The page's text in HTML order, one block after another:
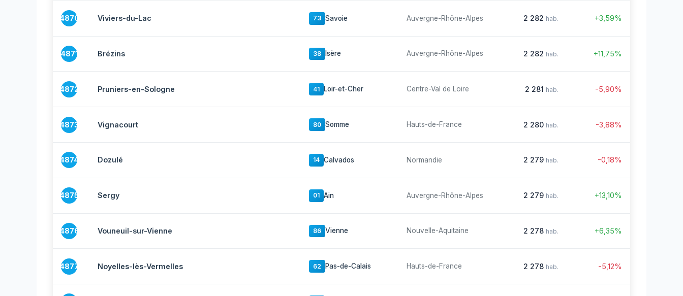
4870 Viviers-du-Lac 73 Savoie Auvergne-Rhône-Alpes 2 282 hab. +3,59%
4871 Brézins 38 Isère Auvergne-Rhône-Alpes 2 282 hab. +11,75%
4872 Pruniers-en-Sologne 41 Loir-et-Cher Centre-Val de Loire 2 281 hab. -5,90%
4873 Vignacourt 80 Somme Hauts-de-France 2 280 hab. -3,88%
4874 Dozulé 14 Calvados Normandie 2 279 hab. -0,18%
4875 Sergy 01 Ain Auvergne-Rhône-Alpes 2 279 hab. +13,10%
4876 Vouneuil-sur-Vienne 86 Vienne Nouvelle-Aquitaine 2 278 hab. +6,35%
4877 Noyelles-lès-Vermelles 62 Pas-de-Calais Hauts-de-France 2 278 hab. -5,12%